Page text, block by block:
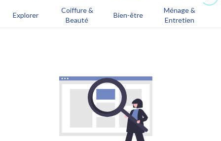
Explorer
Coiffure &
Beauté
Bien-être
Ménage &
Entretien